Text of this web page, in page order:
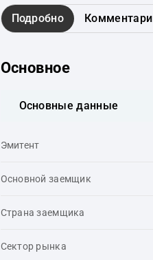
Подробно
Основное
Основные данные
Эмитент
Основной заемщик
Страна заемщика
Сектор рынка